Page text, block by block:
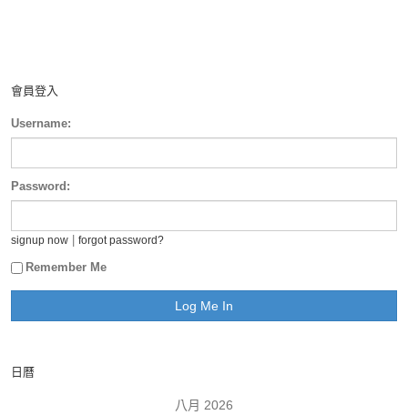
會員登入
Username:
Password:
signup now forgot password?
Remember Me
日曆
八月 2026